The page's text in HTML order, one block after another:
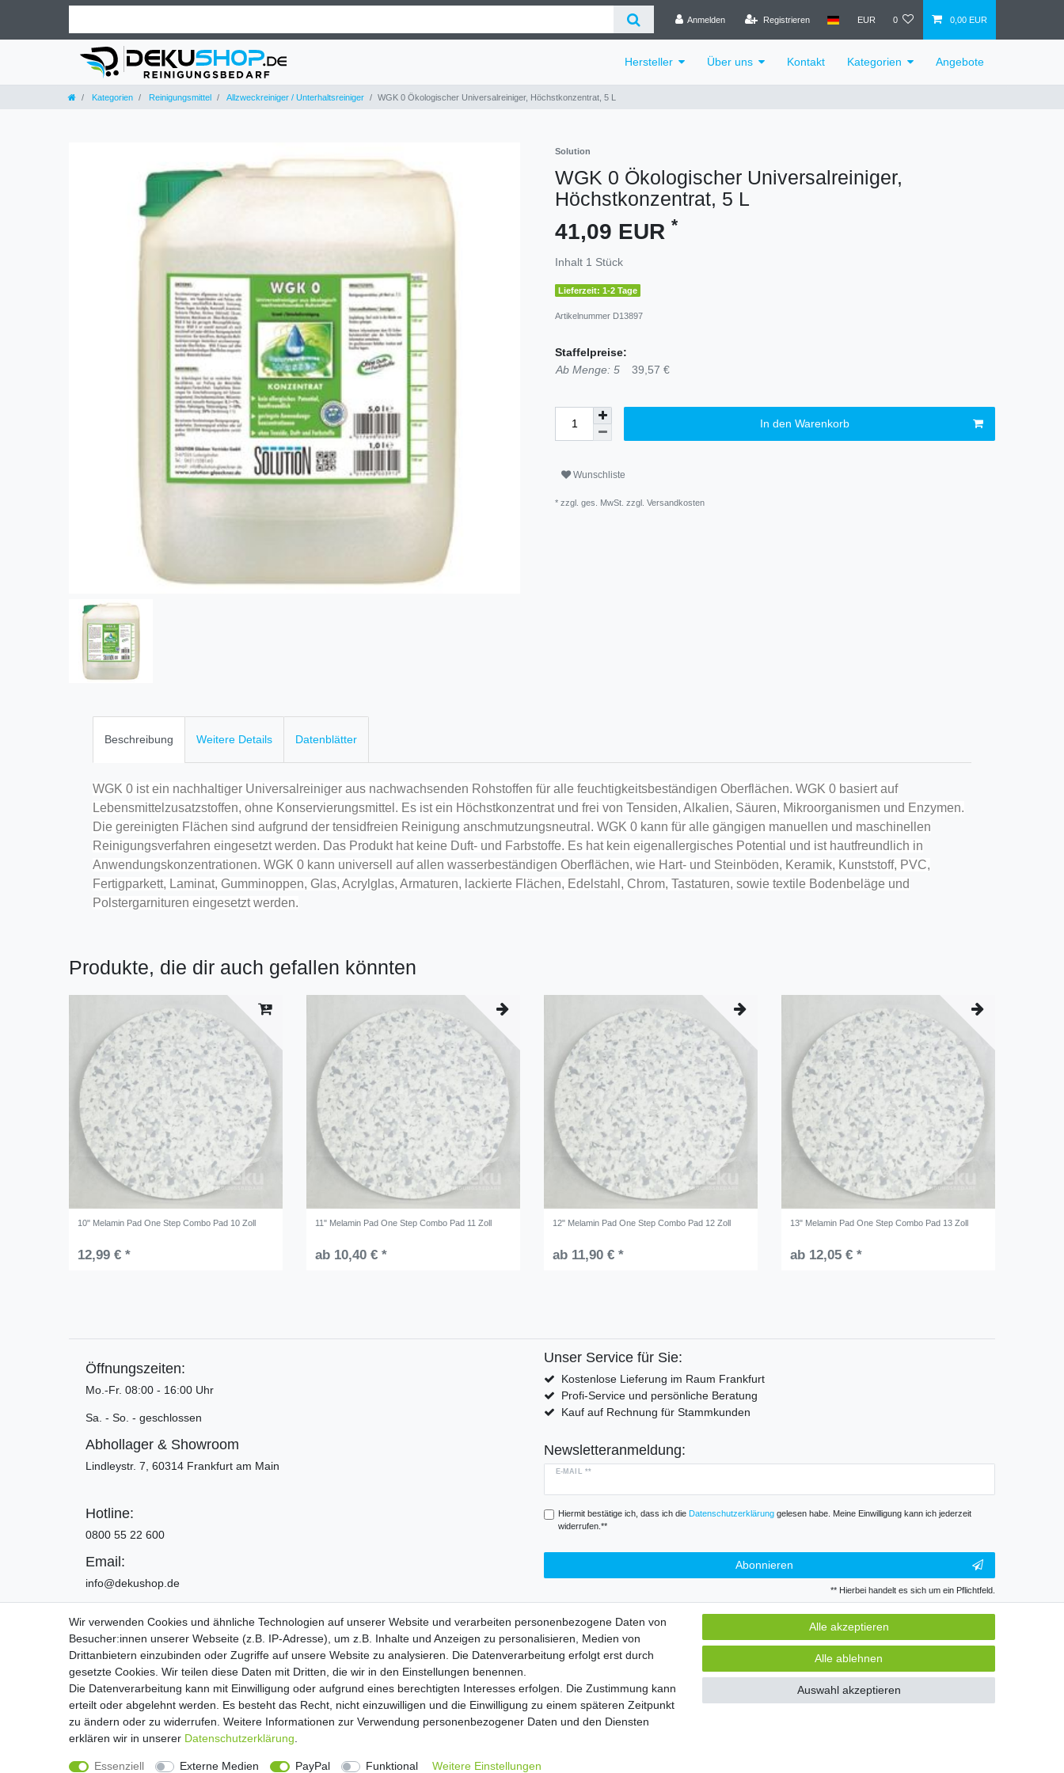
Anmelden Registrieren EUR 0 0,00 EUR
Hersteller Über uns Kontakt Kategorien Angebote
Kategorien Reinigungsmittel Allzweckreiniger / Unterhaltsreiniger WGK 0 Ökologischer Universalreiniger, Höchstkonzentrat, 5 L
Solution
WGK 0 Ökologischer Universalreiniger,
Höchstkonzentrat, 5 L
41,09 EUR *
Inhalt 1 Stück
Lieferzeit: 1-2 Tage
Artikelnummer D13897
Staffelpreise:
Ab Menge: 5
39,57 €
In den Warenkorb
Wunschliste
* zzgl. ges. MwSt. zzgl. Versandkosten
Beschreibung Weitere Details Datenblätter
WGK 0 ist ein nachhaltiger Universalreiniger aus nachwachsenden Rohstoffen für alle feuchtigkeitsbeständigen Oberflächen. WGK 0 basiert auf
Lebensmittelzusatzstoffen, ohne Konservierungsmittel. Es ist ein Höchstkonzentrat und frei von Tensiden, Alkalien, Säuren, Mikroorganismen und Enzymen.
Die gereinigten Flächen sind aufgrund der tensidfreien Reinigung anschmutzungsneutral. WGK 0 kann für alle gängigen manuellen und maschinellen
Reinigungsverfahren eingesetzt werden. Das Produkt hat keine Duft- und Farbstoffe. Es hat kein eigenallergisches Potential und ist hautfreundlich in
Anwendungskonzentrationen. WGK 0 kann universell auf allen wasserbeständigen Oberflächen, wie Hart- und Steinböden, Keramik, Kunststoff, PVC,
Fertigparkett, Laminat, Gumminoppen, Glas, Acrylglas, Armaturen, lackierte Flächen, Edelstahl, Chrom, Tastaturen, sowie textile Bodenbeläge und
Polstergarnituren eingesetzt werden.
Produkte, die dir auch gefallen könnten
10" Melamin Pad One Step Combo Pad 10 Zoll
12,99 € *
11" Melamin Pad One Step Combo Pad 11 Zoll
ab 10,40 € *
12" Melamin Pad One Step Combo Pad 12 Zoll
ab 11,90 € *
13" Melamin Pad One Step Combo Pad 13 Zoll
ab 12,05 € *
Öffnungszeiten:
Mo.-Fr. 08:00 - 16:00 Uhr
Sa. - So. - geschlossen
Abhollager & Showroom
Lindleystr. 7, 60314 Frankfurt am Main
Hotline:
0800 55 22 600
Email:
info@dekushop.de
Unser Service für Sie:
Kostenlose Lieferung im Raum Frankfurt
Profi-Service und persönliche Beratung
Kauf auf Rechnung für Stammkunden
Newsletteranmeldung:
E-MAIL **
Hiermit bestätige ich, dass ich die Daten­schutz­erklärunggelesen habe. Meine Einwilligung kann ich jederzeit
widerrufen.**
Abonnieren
** Hierbei handelt es sich um ein Pflichtfeld.
Widerrufs­recht Widerrufs­formular Impressum Daten­schutz­erklärung AGB Kontakt
Wir verwenden Cookies und ähnliche Technologien auf unserer Website und verarbeiten personenbezogene Daten von
Besucher:innen unserer Webseite (z.B. IP-Adresse), um z.B. Inhalte und Anzeigen zu personalisieren, Medien von
Drittanbietern einzubinden oder Zugriffe auf unsere Website zu analysieren. Die Datenverarbeitung erfolgt erst durch
gesetzte Cookies. Wir teilen diese Daten mit Dritten, die wir in den Einstellungen benennen.
Die Datenverarbeitung kann mit Einwilligung oder aufgrund eines berechtigten Interesses erfolgen. Die Zustimmung kann
erteilt oder abgelehnt werden. Es besteht das Recht, nicht einzuwilligen und die Einwilligung zu einem späteren Zeitpunkt
zu ändern oder zu widerrufen. Weitere Informationen zur Verwendung personenbezogener Daten und den Diensten
erklären wir in unserer Daten­schutz­erklärung
Essenziell Externe Medien PayPal Funktional Weitere Einstellungen
Alle akzeptieren
Alle ablehnen
Auswahl akzeptieren
Copyright 2016 | Dekushop.de | Alle Rechte vorbehalten. | Angebote gelten nur für Industrie, Handel, Handwerk und Gewerbe. Preise zzgl. gesetzl. Mwst.